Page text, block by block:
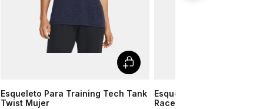
Esqueleto Para Training Tech Tank
Twist Mujer
Esqueleto Ua
Racer Para Mujer